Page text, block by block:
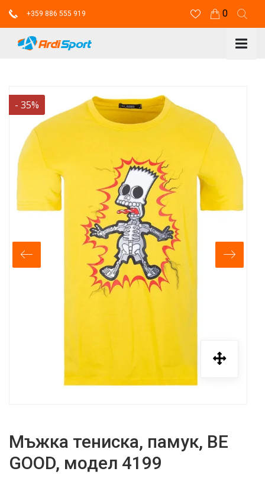
+359 886 555 919 0
- 35%
Мъжка тениска, памук, BE
GOOD, модел 4199